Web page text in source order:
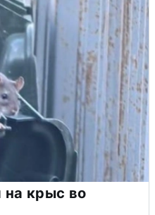
крыс во